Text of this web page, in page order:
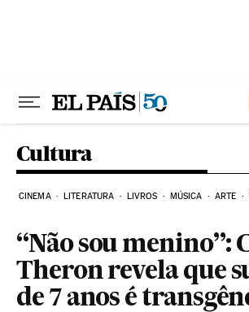
Cultura
CINEMA LITERATURA LIVROS MÚSICA ARTE
“Não sou menino”:
Theron revela que
de 7 anos é